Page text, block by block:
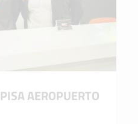
AEROPUERTO